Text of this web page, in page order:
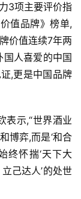
3项主要评价指
值品牌》榜单,
价值连续7年两
人喜爱的中国
,更是中国品牌
表示,“世界酒业
博弈,而是‘和合
终怀揣‘天下大
己达人’的处世